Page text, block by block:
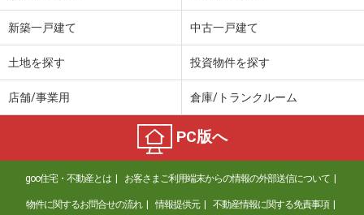
新築一戸建て 中古一戸建て
土地を探す 投資物件を探す
店舗/事業用 倉庫/トランクルーム
PC版へ
goo住宅・不動産とは お客さまご利用端末からの情報の外部送信について
物件に関するお問合せの流れ 情報提供元 不動産情報に関する免責事項